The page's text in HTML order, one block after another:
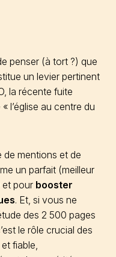
penser (à tort ?) que
un levier pertinent
la récente fuite
l’église au centre du
de mentions et de
un parfait (meilleur
et pour booster
. Et, si vous ne
des 2 500 pages
le rôle crucial des
fiable,